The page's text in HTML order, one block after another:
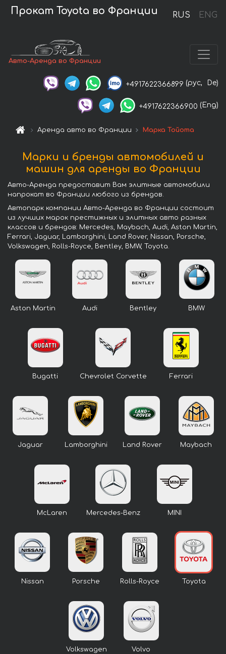
RUS ENG
Прокат Toyota во Франции
Авто-Аренда во Франции
+4917622366899 (рус, De)
+4917622366900 (Eng)
Аренда авто во Франции Марка Тойота
Марки и бренды автомобилей и
машин для аренды во Франции
Авто-Аренда предоставит Вам элитные автомобили
напрокат во Франции любого из брендов.
Автопарк компании Авто-Аренда во Франции состоит
из лучших марок престижных и элитных авто разных
классов и брендов: Mercedes, Maybach, Audi, Aston Martin,
Ferrari, Jaguar, Lamborghini, Land Rover, Nissan, Porsche,
Volkswagen, Rolls-Royce, Bentley, BMW, Toyota.
Aston Martin Audi Bentley BMW
Bugatti Chevrolet Corvette Ferrari
Jaguar Lamborghini Land Rover Maybach
McLaren Mercedes-Benz MINI
Nissan Porsche Rolls-Royce Toyota
Volkswagen Volvo